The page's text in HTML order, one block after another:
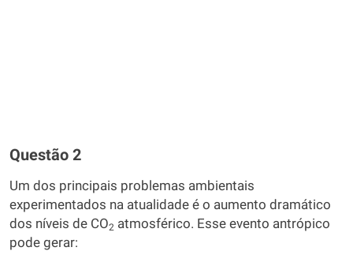
Questão 2
Um dos principais problemas ambientais
experimentados na atualidade é o aumento dramático
dos níveis de CO2 atmosférico. Esse evento antrópico
pode gerar: